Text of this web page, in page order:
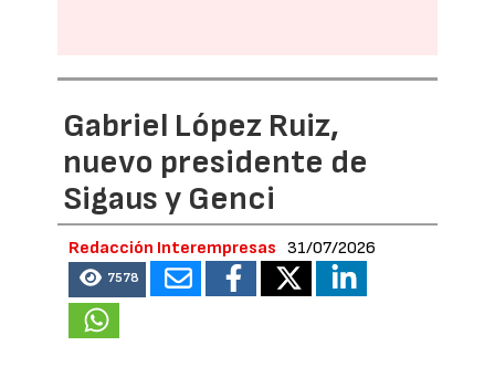
Gabriel López Ruiz,
nuevo presidente de
Sigaus y Genci
Redacción Interempresas 31/07/2026
7578